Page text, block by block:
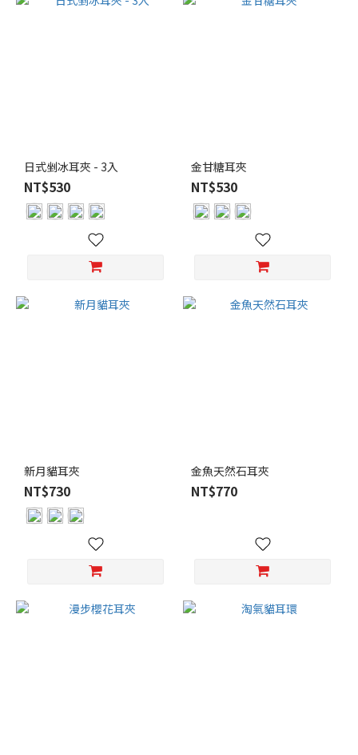
日式剉冰耳夾 - 3入
NT$530
金甘糖耳夾
NT$530
新月貓耳夾
NT$730
金魚天然石耳夾
NT$770